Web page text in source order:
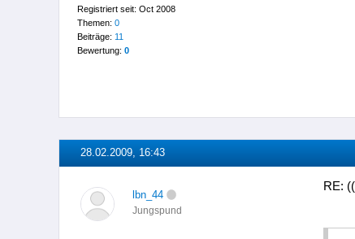
Registriert seit: Oct 2008
Themen: 0
Beiträge: 11
Bewertung: 0
28.02.2009, 16:43
lbn_44
Jungspund
RE: